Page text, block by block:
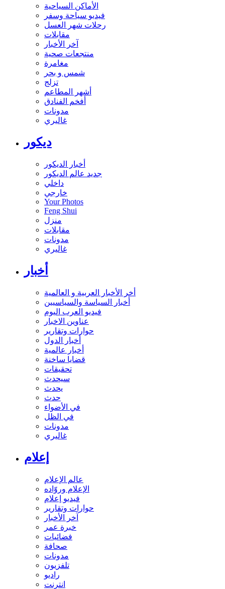
الأماكن السياحية
فيديو سياحة وسفر
رحلات شهر العسل
مقابلات
آخر الأخبار
منتجعات صحية
مغامرة
شمس و بحر
تزلج
أشهر المطاعم
أفخم الفنادق
مدونات
غاليري
ديكور
أخبار الديكور
جديد عالم الديكور
داخلي
خارجي
Your Photos
Feng Shui
منزل
مقابلات
مدونات
غاليري
أخبار
أخر الأخبار العربية و العالمية
أخبار السياسة والسياسيين
فيديو العرب اليوم
عناوين الاخبار
حوارات وتقارير
أخبار الدول
أخبار عالمية
قضايا ساخنة
تحقيقات
سيحدث
يحدث
حدث
في الأضواء
في الظل
مدونات
غاليري
إعلام
عالم الإعلام
الإعلام وروّاده
فيديو إعلام
حوارات وتقارير
آخر الأخبار
خبرة عمر
فضائيات
صحافة
مدونات
تلفزيون
راديو
انترنت